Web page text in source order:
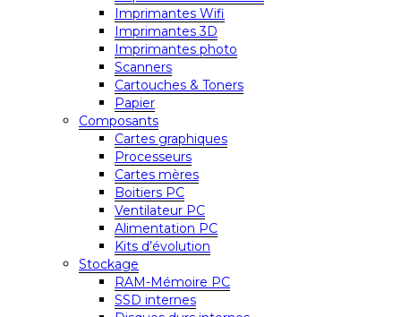
Imprimantes Wifi
Imprimantes 3D
Imprimantes photo
Scanners
Cartouches & Toners
Papier
Composants
Cartes graphiques
Processeurs
Cartes mères
Boitiers PC
Ventilateur PC
Alimentation PC
Kits d’évolution
Stockage
RAM-Mémoire PC
SSD internes